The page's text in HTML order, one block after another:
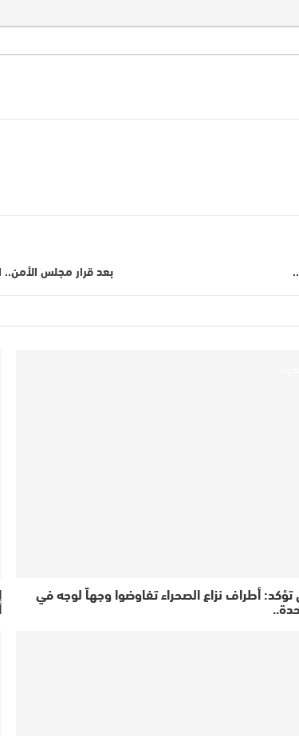
بعد قرار مجلس الأمن..
أطراف نزاع الصحراء تفاوضوا وجهاً لوجه في